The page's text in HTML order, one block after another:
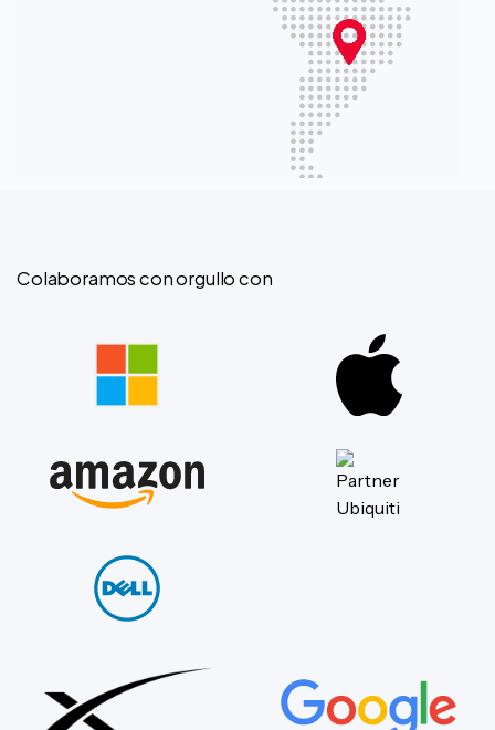
Colaboramos con orgullo con